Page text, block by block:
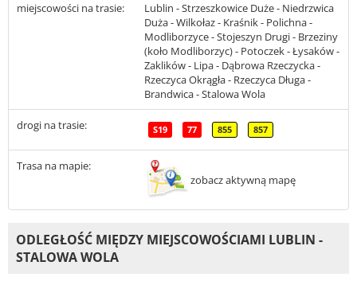
miejscowości na trasie:
Lublin - Strzeszkowice Duże - Niedrzwica
Duża - Wilkołaz - Kraśnik - Polichna -
Modliborzyce - Stojeszyn Drugi - Brzeziny
(koło Modliborzyc) - Potoczek - Łysaków -
Zaklików - Lipa - Dąbrowa Rzeczycka -
Rzeczyca Okrągła - Rzeczyca Długa -
Brandwica - Stalowa Wola
drogi na trasie: S19 77 855 857
Trasa na mapie:
zobacz aktywną mapę
ODLEGŁOŚĆ MIĘDZY MIEJSCOWOŚCIAMI LUBLIN -
STALOWA WOLA